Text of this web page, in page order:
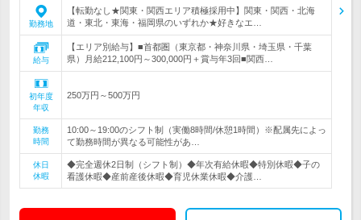
勤務地
【転勤なし★関東・関西エリア積極採用中】関東・関西・北海
道・東北・東海・福岡県のいずれか★好きなエ…
給与
【エリア別給与】■首都圏（東京都・神奈川県・埼玉県・千葉
県）月給212,100円～300,000円＋賞与年3回■関西…
初年度
年収
250万円～500万円
勤務
時間
10:00～19:00のシフト制（実働8時間/休憩1時間）※配属先によっ
て勤務時間が異なる可能性があ…
休日
休暇
◆完全週休2日制（シフト制）◆年次有給休暇◆特別休暇◆子の
看護休暇◆産前産後休暇◆育児休業休暇◆介護…